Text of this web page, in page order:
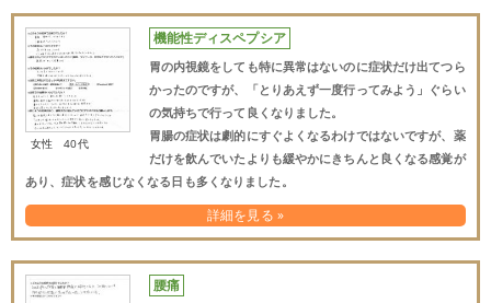
女性 40代
機能性ディスペプシア
胃の内視鏡をしても特に異常はないのに症状だけ出てつら
かったのですが、「とりあえず一度行ってみよう」ぐらい
の気持ちで行って良くなりました。
胃腸の症状は劇的にすぐよくなるわけではないですが、薬
だけを飲んでいたよりも緩やかにきちんと良くなる感覚が
あり、症状を感じなくなる日も多くなりました。
詳細を見る »
腰痛